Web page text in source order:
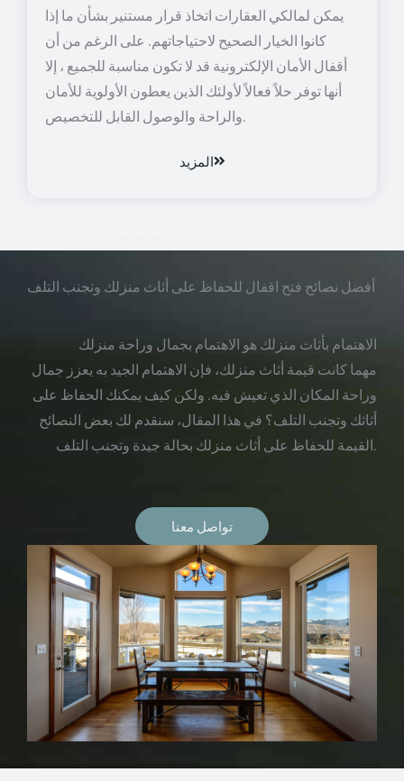
يمكن لمالكي العقارات اتخاذ قرار مستنير بشأن ما إذا
كانوا الخيار الصحيح لاحتياجاتهم. على الرغم من أن
أقفال الأمان الإلكترونية قد لا تكون مناسبة للجميع ، إلا
أنها توفر حلاً فعالاً لأولئك الذين يعطون الأولوية للأمان
والراحة والوصول القابل للتخصيص.
المزيد
أفضل نصائح فتح اقفال للحفاظ على أثاث منزلك وتجنب التلف
الاهتمام بأثاث منزلك هو الاهتمام بجمال وراحة منزلك
مهما كانت قيمة أثاث منزلك، فإن الاهتمام الجيد به يعزز جمال
وراحة المكان الذي تعيش فيه. ولكن كيف يمكنك الحفاظ على
أثاثك وتجنب التلف؟ في هذا المقال، سنقدم لك بعض النصائح
القيمة للحفاظ على أثاث منزلك بحالة جيدة وتجنب التلف.
تواصل معنا